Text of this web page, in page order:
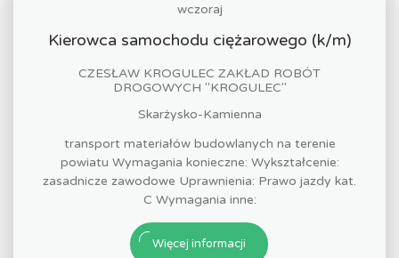
wczoraj
Kierowca samochodu ciężarowego (k/m)
CZESŁAW KROGULEC ZAKŁAD ROBÓT
DROGOWYCH "KROGULEC"
Skarżysko-Kamienna
transport materiałów budowlanych na terenie
powiatu Wymagania konieczne: Wykształcenie:
zasadnicze zawodowe Uprawnienia: Prawo jazdy kat.
C Wymagania inne:
Więcej informacji